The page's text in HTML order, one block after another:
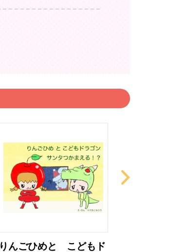
りんごひめと こどもド